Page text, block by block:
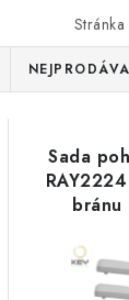
Stránka
Sada